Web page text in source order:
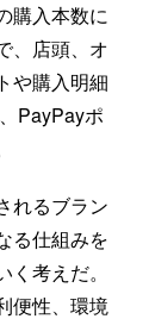
購入本数に
、店頭、オ
や購入明細
PayPayポ
れるブラン
る仕組みを
考えだ。
便性、環境